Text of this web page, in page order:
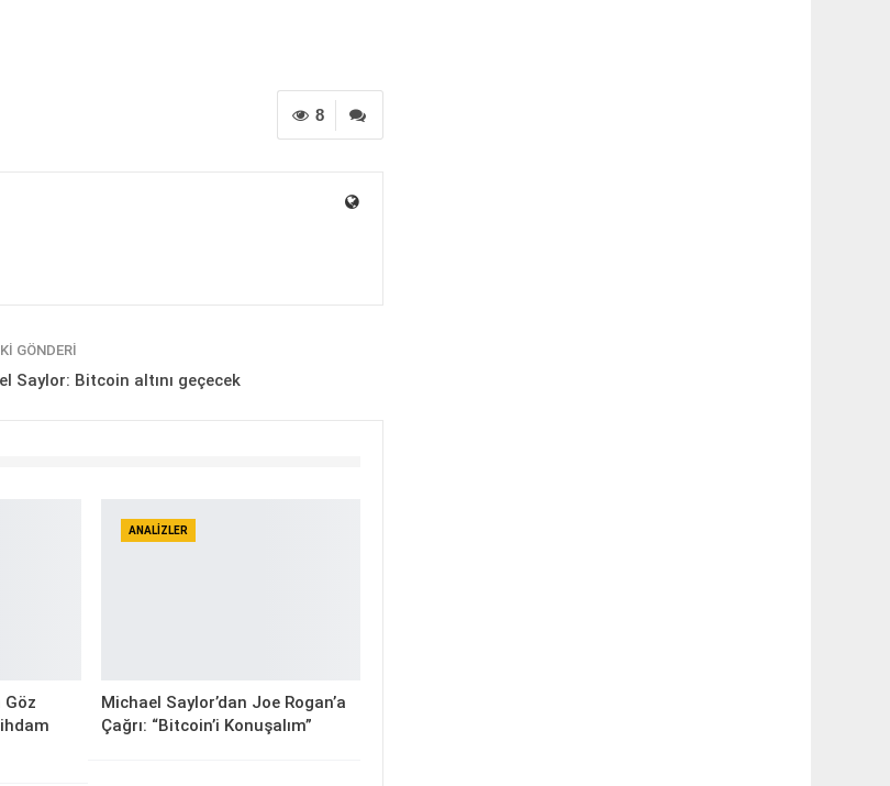
8
GÖNDERI
Saylor: Bitcoin altını geçecek
ANALIZLER
Michael Saylor’dan Joe Rogan’a
Çağrı: “Bitcoin’i Konuşalım”